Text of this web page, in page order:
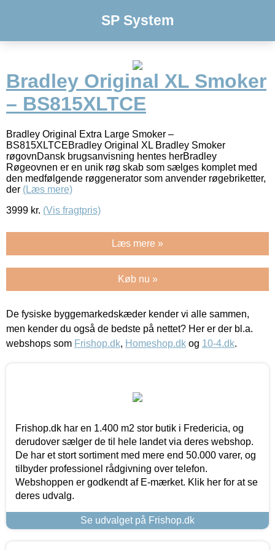
SP System
Bradley Original XL Smoker
– BS815XLTCE
Bradley Original Extra Large Smoker –
BS815XLTCEBradley Original XL Bradley Smoker
røgovnDansk brugsanvisning hentes herBradley
Røgeovnen er en unik røg skab som sælges komplet med
den medfølgende røggenerator som anvender røgebriketter,
der (Læs mere)
3999 kr. (Vis fragtpris)
Læs mere »
Køb nu »
De fysiske byggemarkedskæder kender vi alle sammen,
men kender du også de bedste på nettet? Her er der bl.a.
webshops som Frishop.dk, Homeshop.dk og 10-4.dk.
Frishop.dk har en 1.400 m2 stor butik i Fredericia, og
derudover sælger de til hele landet via deres webshop.
De har et stort sortiment med mere end 50.000 varer, og
tilbyder professionel rådgivning over telefon.
Webshoppen er godkendt af E-mærket. Klik her for at se
deres udvalg.
Se udvalget på Frishop.dk